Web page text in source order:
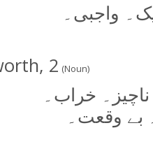
واجبی۔
2 (Noun)
ناچیز۔ خراب۔
بے وقعت۔